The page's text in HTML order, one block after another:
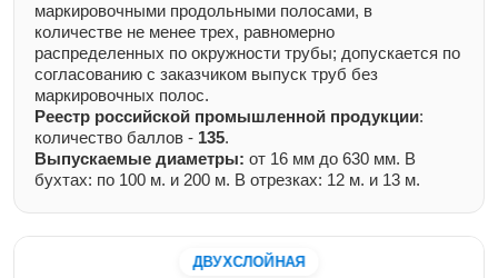
маркировочными продольными полосами, в
количестве не менее трех, равномерно
распределенных по окружности трубы; допускается по
согласованию с заказчиком выпуск труб без
маркировочных полос.
Реестр российской промышленной продукции:
количество баллов - 135.
Выпускаемые диаметры: от 16 мм до 630 мм. В
бухтах: по 100 м. и 200 м. В отрезках: 12 м. и 13 м.
ДВУХСЛОЙНАЯ